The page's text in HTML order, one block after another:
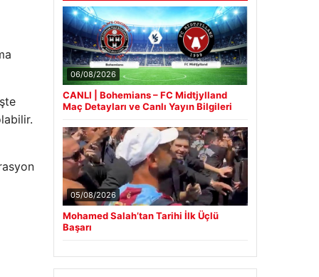
06/08/2026
CANLI | Bohemians – FC Midtjylland
Maç Detayları ve Canlı Yayın Bilgileri
05/08/2026
Mohamed Salah’tan Tarihi İlk Üçlü
Başarı